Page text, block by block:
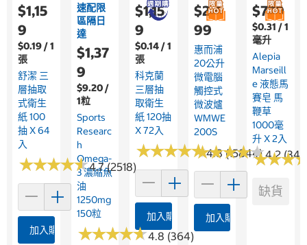
$1,15
9
$0.19 / 1
張
舒潔 三
層抽取
式衛生
紙 100
抽 X 64
入
★★★★★
★★★★★4.7 (2518)
加入購物車
速配限
區隔日
達
$1,37
9
$9.20 /
1粒
Sports
Researc
H
Omega-
3 濃縮魚
油
1250mg
150粒
★★★★★
★★★★★4.8 (364)
$1,15
9
$0.14 / 1
張
科克蘭
三層抽
取衛生
紙 120抽
X 72入
★★★★★
★★★★★4.8 (15844)
加入購物車
$2,4
99
惠而浦
20公升
微電腦
觸控式
微波爐
WMWE
200S
★★★★★
★★★★★4.2
加入購物車
$779
$0.31 / 1
毫升
Alepia
Marseill
E 液態馬
賽皂 馬
鞭草
1000毫
升 X 2入
★★★
★★★
缺貨